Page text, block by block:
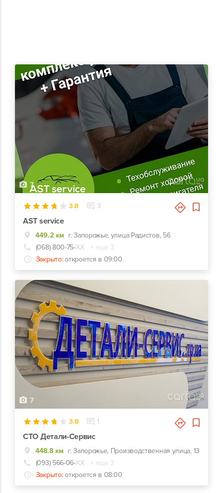
7
3.8 3
AST service
449.2 км г. Запорожье, улица Радистов, 56
(068) 800-75-ХХ
+ еще 3
Закрыто: откроется в 09:00
7
3.8 1
СТО Детали-Сервис
448.8 км г. Запорожье, Производственная улица, 13
(093) 566-06-ХХ
+ еще 3
Закрыто: откроется в 08:00